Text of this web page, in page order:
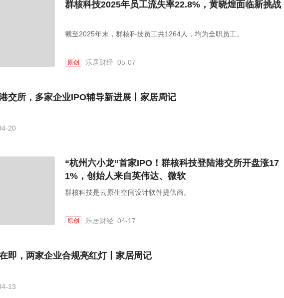
群核科技2025年员工流失率22.8%，黄晓煌面临新挑战
截至2025年末，群核科技员工共1264人，均为全职员工。
原创 乐居财经 05-07
交所，多家企业IPO辅导新进展丨家居周记
20
“杭州六小龙”首家IPO！群核科技登陆港交所开盘涨17
1%，创始人来自英伟达、微软
群核科技是云原生空间设计软件提供商。
原创 乐居财经 04-17
即，两家企业合规亮红灯丨家居周记
13